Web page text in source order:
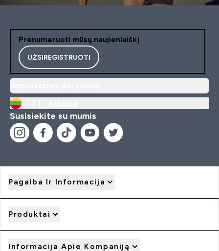
Prenumeruoti mūsų naujienlaiškį
UŽSIREGISTRUOTI
Susisiekite su mumis
Pagalba Ir Informacija
Produktai
Informacija Apie Kompaniją